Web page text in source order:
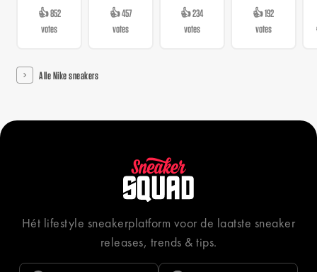
👍 852
votes
👍 457
votes
👍 234
votes
👍 192
votes
Alle Nike sneakers
Hét lifestyle sneakerplatform voor de laatste sneaker
releases, trends & tips.